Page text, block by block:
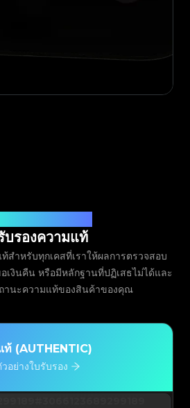
บรองความแท้
สำหรับทุกเคสที่เราให้ผลการตรวจสอบ
เงินคืน หรือมีหลักฐานที่ปฏิเสธไม่ได้และ
านะความแท้ของสินค้าของคุณ
ท้ (AUTHENTIC)
อย่างใบรับรอง